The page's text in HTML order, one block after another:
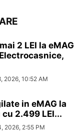
2 LEI la eMAG
2026, 10:52 AM
in eMAG la
2.499 LEI...
2026, 2:55 PM